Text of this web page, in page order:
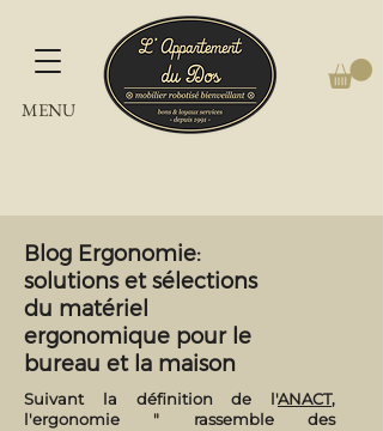
MENU
Blog Ergonomie:
solutions et sélections
du matériel
ergonomique pour le
bureau et la maison
Suivant la définition de l'ANACT,
l'ergonomie " rassemble des